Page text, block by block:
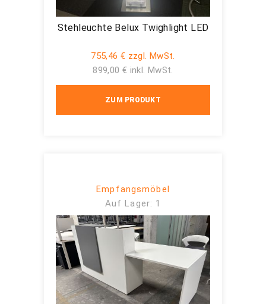
Stehleuchte Belux Twighlight LED
755,46 € zzgl. MwSt.
899,00 € inkl. MwSt.
ZUM PRODUKT
Empfangsmöbel
Auf Lager: 1